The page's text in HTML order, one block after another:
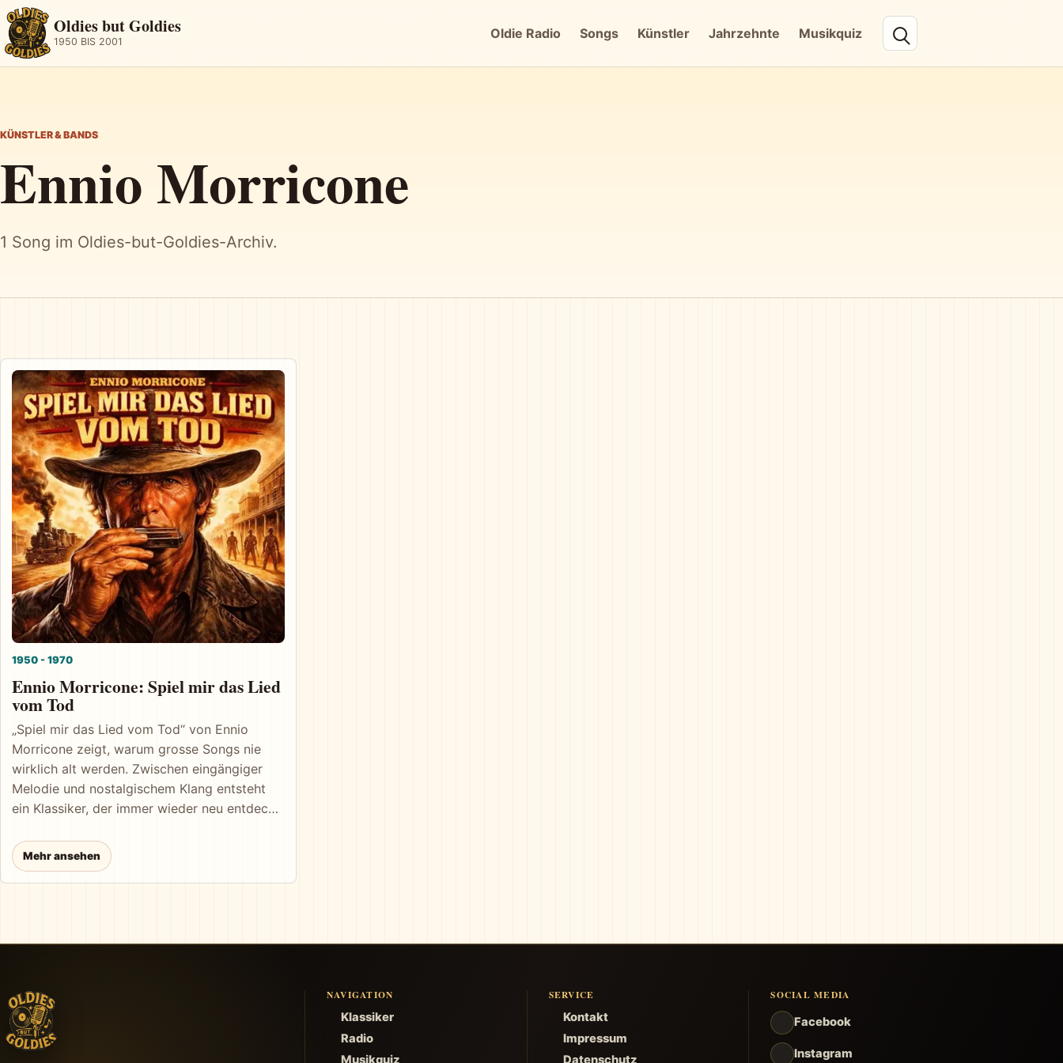
Oldies but Goldies
1950 BIS 2001
Oldie Radio Songs Künstler Jahrzehnte Musikquiz
KÜNSTLER & BANDS
Ennio Morricone
1 Song im Oldies-but-Goldies-Archiv.
1950 - 1970
Ennio Morricone: Spiel mir das Lied
vom Tod
„Spiel mir das Lied vom Tod“ von Ennio
Morricone zeigt, warum grosse Songs nie
wirklich alt werden. Zwischen eingängiger
Melodie und nostalgischem Klang entsteht
ein Klassiker, der immer wieder neu entdeckt
Mehr ansehen
NAVIGATION
Klassiker
Radio
Musikquiz
SERVICE
Kontakt
Impressum
Datenschutz
SOCIAL MEDIA
Facebook
Instagram